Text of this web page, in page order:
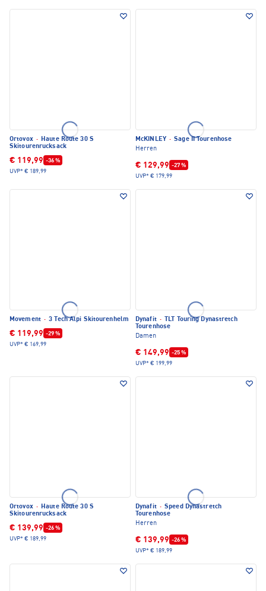
Ortovox · Haute Route 30 S
Skitourenrucksack
€ 119,99 -36 %
UVP* € 189,99
McKINLEY · Sage II Tourenhose
Herren
€ 129,99 -27 %
UVP* € 179,99
Movement · 3 Tech Alpi Skitourenhelm
€ 119,99 -29 %
UVP* € 169,99
Dynafit ·
TLT Touring Dynastretch
Tourenhose
Damen
€ 149,99 -25 %
UVP* € 199,99
Ortovox · Haute Route 30 S
Skitourenrucksack
€ 139,99 -26 %
UVP* € 189,99
Dynafit · Speed Dynastretch
Tourenhose
Herren
€ 139,99 -26 %
UVP* € 189,99